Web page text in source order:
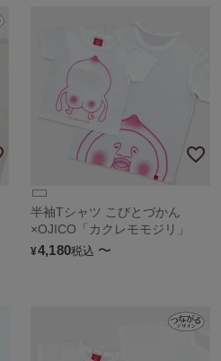
半袖Tシャツ こびとづかん
×OJICO「カクレモモジリ」
¥4,180税込 〜